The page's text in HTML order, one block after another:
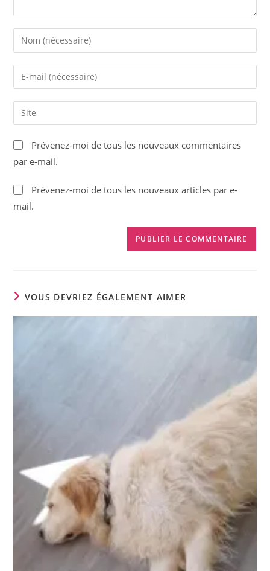
Enter
your
name
comment
Enter
your
email
address
comment
Saisir
l’URL
de
votre
site
(facultatif)
Prévenez-moi de tous les nouveaux commentaires
par e-mail.
Prévenez-moi de tous les nouveaux articles par e-
mail.
VOUS DEVRIEZ ÉGALEMENT AIMER